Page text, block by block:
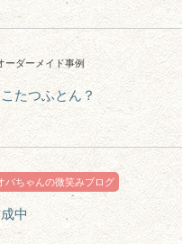
ーダーメイド事例
たつふとん？
バちゃんの微笑みブログ
中